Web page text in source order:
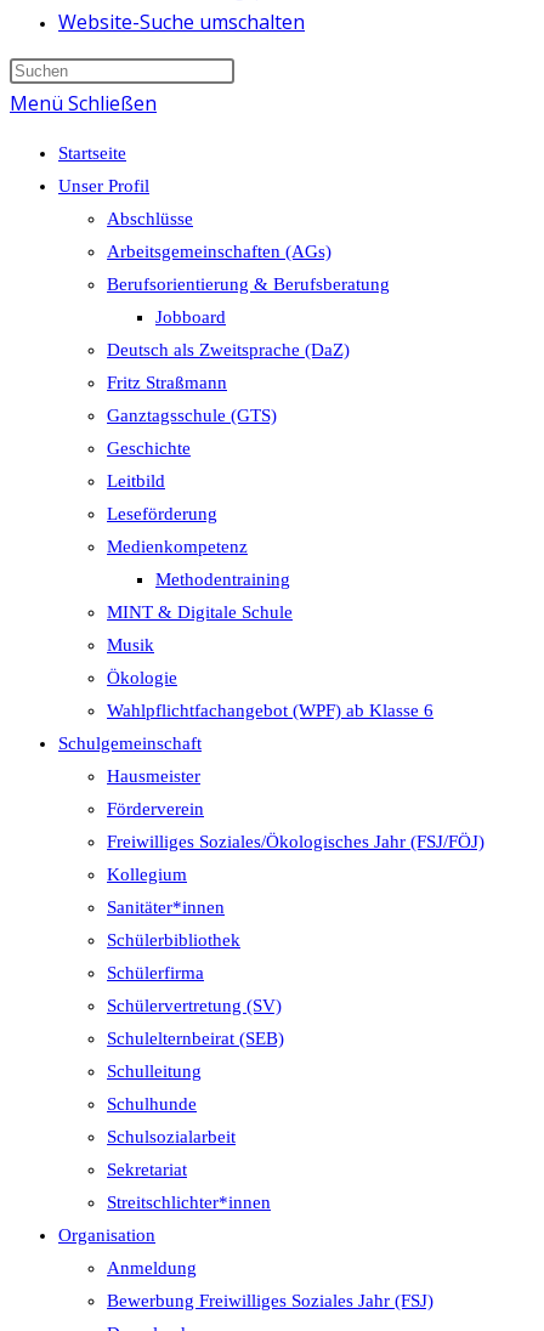
Website-Suche umschalten
Menü Schließen
Startseite
Unser Profil
Abschlüsse
Arbeitsgemeinschaften (AGs)
Berufsorientierung & Berufsberatung
Jobboard
Deutsch als Zweitsprache (DaZ)
Fritz Straßmann
Ganztagsschule (GTS)
Geschichte
Leitbild
Leseförderung
Medienkompetenz
Methodentraining
MINT & Digitale Schule
Musik
Ökologie
Wahlpflichtfachangebot (WPF) ab Klasse 6
Schulgemeinschaft
Hausmeister
Förderverein
Freiwilliges Soziales/Ökologisches Jahr (FSJ/FÖJ)
Kollegium
Sanitäter*innen
Schülerbibliothek
Schülerfirma
Schülervertretung (SV)
Schulelternbeirat (SEB)
Schulleitung
Schulhunde
Schulsozialarbeit
Sekretariat
Streitschlichter*innen
Organisation
Anmeldung
Bewerbung Freiwilliges Soziales Jahr (FSJ)